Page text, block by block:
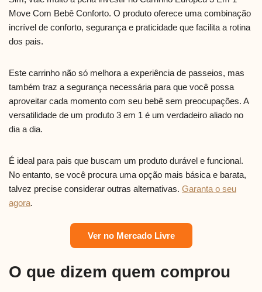
Move Com Bebê Conforto. O produto oferece uma combinação
incrível de conforto, segurança e praticidade que facilita a rotina
dos pais.
Este carrinho não só melhora a experiência de passeios, mas
também traz a segurança necessária para que você possa
aproveitar cada momento com seu bebê sem preocupações. A
versatilidade de um produto 3 em 1 é um verdadeiro aliado no
dia a dia.
É ideal para pais que buscam um produto durável e funcional.
No entanto, se você procura uma opção mais básica e barata,
talvez precise considerar outras alternativas. Garanta o seu
agora.
Ver no Mercado Livre
O que dizem quem comprou